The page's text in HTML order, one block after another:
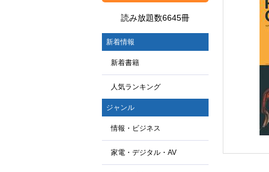
読み放題数6645冊
新着情報
新着書籍
人気ランキング
ジャンル
情報・ビジネス
家電・デジタル・AV